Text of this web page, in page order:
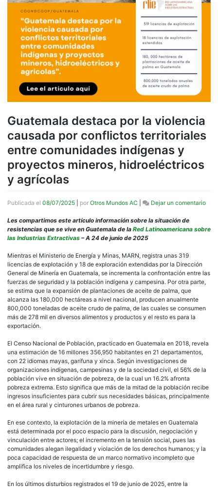
Guatemala destaca por la violencia
causada por conflictos territoriales
entre comunidades indígenas y
proyectos mineros, hidroeléctricos
y agrícolas
Publicada el 08/07/2025 por Otros Mundos AC Dejar un comentarioen
por
Les compartimos este artículo información sobre la situación de
resistencias que se vive en Guatemala de la Red Latinoamericana sobre
las Industrias Extractivas – A 24 de junio de 2025
Mientras el Ministerio de Energía y Minas, MARN, registra unas 319
licencias de explotación y 18 de exploración extendidas por la Dirección
General de Minería en Guatemala, se incrementa la confrontación entre las
fuerzas de seguridad y la población indígena y campesina. Por otra parte,
se estima que la expansión de plantaciones de aceite de palma, que
alcanza las 180,000 hectáreas a nivel nacional, producen anualmente
800,000 toneladas de aceite crudo de palma, de las cuales se consumen
más de 278 mil en diversos alimentos y productos y el resto es para la
exportación.
El Censo Nacional de Población, practicado en Guatemala en 2018, revela
una estimación de 16 millones 356,950 habitantes en 21 departamentos,
con 22 idiomas mayas, garífuna y xinca. Según investigaciones de
organizaciones indígenas, campesinas y de la sociedad civil, el 56% de la
población vive en situación de pobreza, de la cual un 16.2% afronta
pobreza extrema. Esto significa que más de la mitad de la población recibe
ingresos insuficientes para cubrir sus necesidades básicas, principalmente
en el área rural y cinturones urbanos de pobreza.
En ese contexto, la explotación de la minería de metales en Guatemala
está determinada por el poco espacio para la discusión, negociación y
vinculación entre actores; el incremento en la tensión social, pues las
comunidades alegan ilegalidad y violación de los derechos humanos; y la
poca capacidad de respuesta de un marco normativo incompleto que
amplifica los niveles de incertidumbre y riesgo.
En los últimos disturbios registrados el 19 de junio de 2025, entre la